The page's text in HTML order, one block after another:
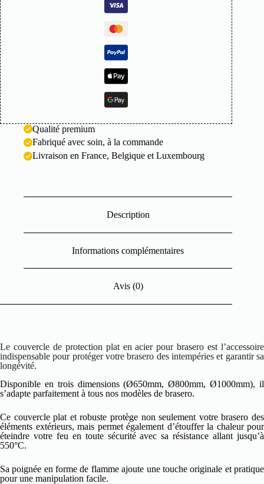
brasero
Qualité premium
Fabriqué avec soin, à la commande
Livraison en France, Belgique et Luxembourg
Description
Informations complémentaires
Avis (0)
Le couvercle de protection plat en acier pour brasero est l’accessoire
indispensable pour protéger votre brasero des intempéries et garantir sa
longévité.
Disponible en trois dimensions (Ø650mm, Ø800mm, Ø1000mm), il
s’adapte parfaitement à tous nos modèles de brasero.
Ce couvercle plat et robuste protège non seulement votre brasero des
éléments extérieurs, mais permet également d’étouffer la chaleur pour
éteindre votre feu en toute sécurité avec sa résistance allant jusqu’à
550°C.
Sa poignée en forme de flamme ajoute une touche originale et pratique
pour une manipulation facile.